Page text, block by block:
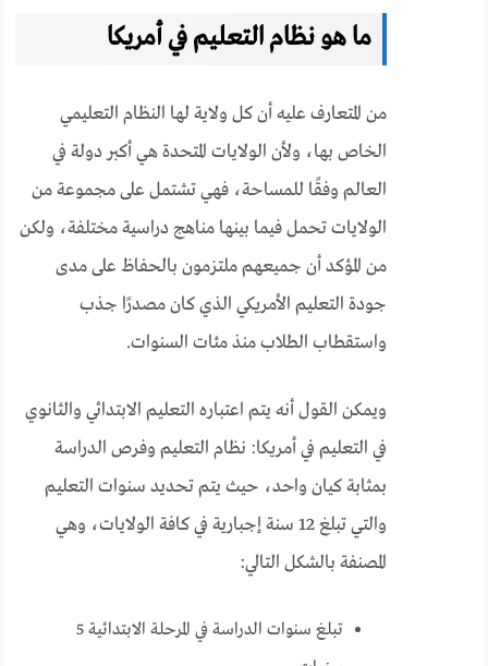
ما هو نظام التعليم في أمريكا
من المتعارف عليه أن كل ولاية لها النظام التعليمي
الخاص بها، ولأن الولايات المتحدة هي أكبر دولة في
العالم وفقًا للمساحة، فهي تشتمل على مجموعة من
الولايات تحمل فيما بينها مناهج دراسية مختلفة، ولكن
من المؤكد أن جميعهم ملتزمون بالحفاظ على مدى
جودة التعليم الأمريكي الذي كان مصدرًا جذب
واستقطاب الطلاب منذ مئات السنوات.
ويمكن القول أنه يتم اعتباره التعليم الابتدائي والثانوي
في التعليم في أمريكا: نظام التعليم وفرص الدراسة
بمثابة كيان واحد، حيث يتم تحديد سنوات التعليم
والتي تبلغ 12 سنة إجبارية في كافة الولايات، وهي
المصنفة بالشكل التالي:
تبلغ سنوات الدراسة في المرحلة الابتدائية 5